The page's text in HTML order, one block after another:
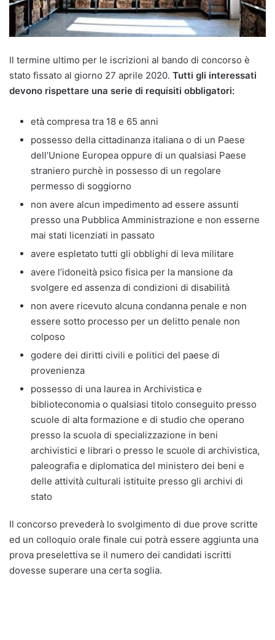
Il termine ultimo per le iscrizioni al bando di concorso è
stato fissato al giorno 27 aprile 2020. Tutti gli interessati
devono rispettare una serie di requisiti obbligatori:
età compresa tra 18 e 65 anni
possesso della cittadinanza italiana o di un Paese
dell’Unione Europea oppure di un qualsiasi Paese
straniero purchè in possesso di un regolare
permesso di soggiorno
non avere alcun impedimento ad essere assunti
presso una Pubblica Amministrazione e non esserne
mai stati licenziati in passato
avere espletato tutti gli obblighi di leva militare
avere l’idoneità psico fisica per la mansione da
svolgere ed assenza di condizioni di disabilità
non avere ricevuto alcuna condanna penale e non
essere sotto processo per un delitto penale non
colposo
godere dei diritti civili e politici del paese di
provenienza
possesso di una laurea in Archivistica e
biblioteconomia o qualsiasi titolo conseguito presso
scuole di alta formazione e di studio che operano
presso la scuola di specializzazione in beni
archivistici e librari o presso le scuole di archivistica,
paleografia e diplomatica del ministero dei beni e
delle attività culturali istituite presso gli archivi di
stato
Il concorso prevederà lo svolgimento di due prove scritte
ed un colloquio orale finale cui potrà essere aggiunta una
prova preselettiva se il numero dei candidati iscritti
dovesse superare una certa soglia.